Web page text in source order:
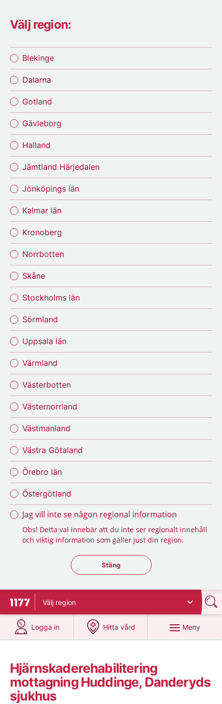
Välj region:
Blekinge
Dalarna
Gotland
Gävleborg
Halland
Jämtland Härjedalen
Jönköpings län
Kalmar län
Kronoberg
Norrbotten
Skåne
Stockholms län
Sörmland
Uppsala län
Värmland
Västerbotten
Västernorrland
Västmanland
Västra Götaland
Örebro län
Östergötland
Jag vill inte se någon regional information
Obs! Detta val innebär att du inte ser regionalt innehåll
och viktig information som gäller just din region.
Stäng regionsväljaren
Stäng
Till startsidan för 1177
Välj region
Logga in
på 1177.se
Hitta vård
på 1177.se
Meny
Hjärnskaderehabilitering
mottagning Huddinge, Danderyds
sjukhus